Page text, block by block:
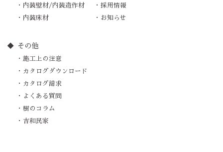
内装壁材/内装造作材
内装床材
採用情報
お知らせ
その他
施工上の注意
カタログダウンロード
カタログ請求
よくある質問
樹のコラム
吉和民家